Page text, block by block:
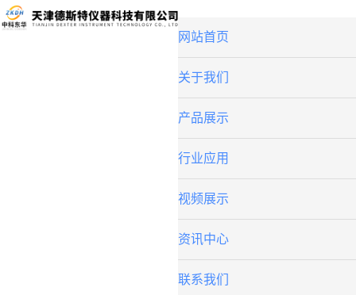
网站首页
关于我们
产品展示
行业应用
视频展示
资讯中心
联系我们